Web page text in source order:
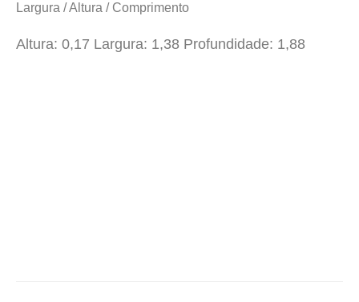
Largura / Altura / Comprimento
Altura: 0,17 Largura: 1,38 Profundidade: 1,88